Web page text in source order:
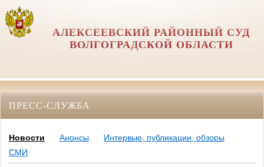
АЛЕКСЕЕВСКИЙ РАЙОННЫЙ СУД
ВОЛГОГРАДСКОЙ ОБЛАСТИ
ПРЕСС-СЛУЖБА
Новости Анонсы
Интервью, публикации, обзоры
СМИ